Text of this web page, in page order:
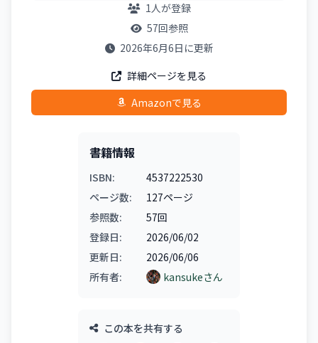
1人が登録
57回参照
2026年6月6日に更新
詳細ページを見る
Amazonで見る
書籍情報
ISBN:
4537222530
ページ数:
127ページ
参照数:
57回
登録日:
2026/06/02
更新日:
2026/06/06
所有者:
kansukeさん
この本を共有する